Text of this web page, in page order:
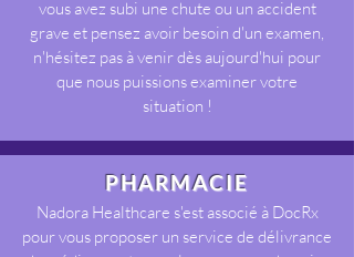
vous avez subi une chute ou un accident
grave et pensez avoir besoin d'un examen,
n'hésitez pas à venir dès aujourd'hui pour
que nous puissions examiner votre
situation !
PHARMACIE
Nadora Healthcare s'est associé à DocRx
pour vous proposer un service de délivrance